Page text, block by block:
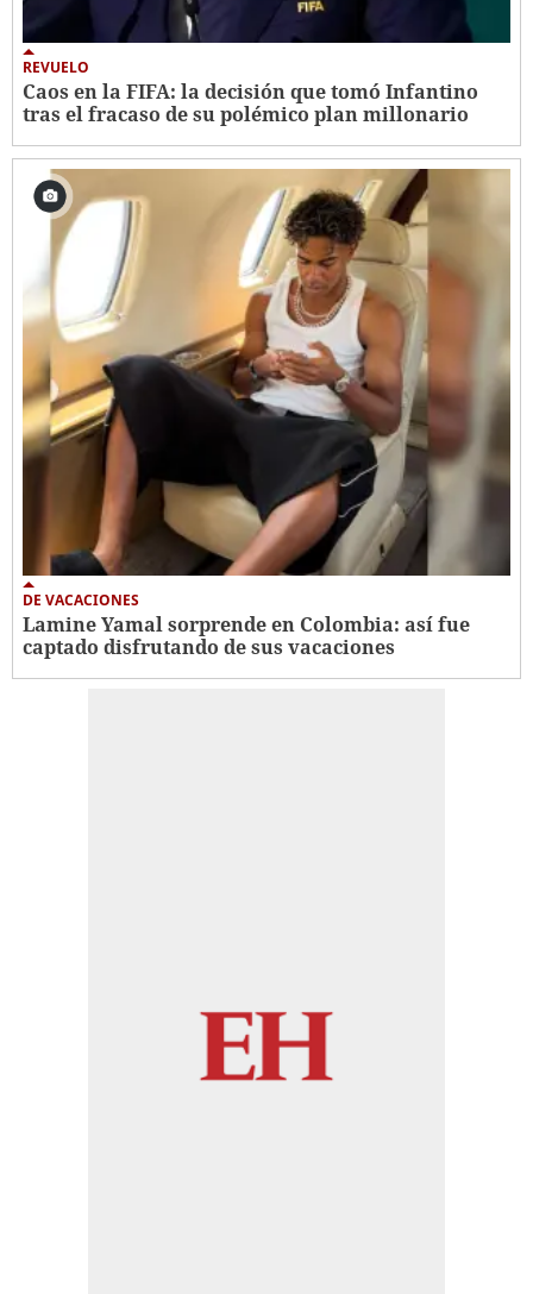
REVUELO
Caos en la FIFA: la decisión que tomó Infantino
tras el fracaso de su polémico plan millonario
DE VACACIONES
Lamine Yamal sorprende en Colombia: así fue
captado disfrutando de sus vacaciones